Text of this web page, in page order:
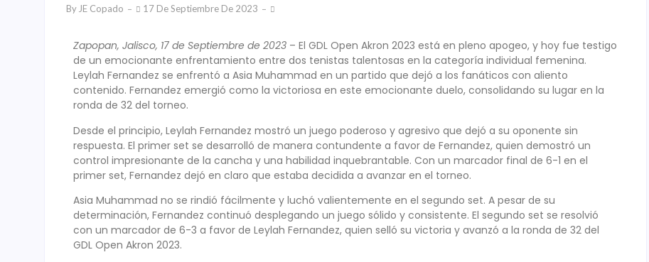
ByJE Copado 17 De Septiembre De 2023
Zapopan, Jalisco, 17 de Septiembre de 2023 – El GDL Open Akron 2023 está en pleno apogeo, y hoy fue testigo
de un emocionante enfrentamiento entre dos tenistas talentosas en la categoría individual femenina.
Leylah Fernandez se enfrentó a Asia Muhammad en un partido que dejó a los fanáticos con aliento
contenido. Fernandez emergió como la victoriosa en este emocionante duelo, consolidando su lugar en la
ronda de 32 del torneo.
Desde el principio, Leylah Fernandez mostró un juego poderoso y agresivo que dejó a su oponente sin
respuesta. El primer set se desarrolló de manera contundente a favor de Fernandez, quien demostró un
control impresionante de la cancha y una habilidad inquebrantable. Con un marcador final de 6-1 en el
primer set, Fernandez dejó en claro que estaba decidida a avanzar en el torneo.
Asia Muhammad no se rindió fácilmente y luchó valientemente en el segundo set. A pesar de su
determinación, Fernandez continuó desplegando un juego sólido y consistente. El segundo set se resolvió
con un marcador de 6-3 a favor de Leylah Fernandez, quien selló su victoria y avanzó a la ronda de 32 del
GDL Open Akron 2023.